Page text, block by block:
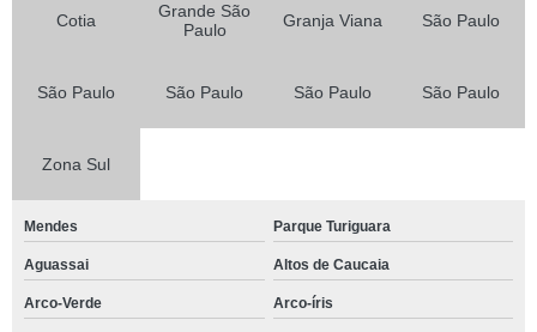
Cotia
Grande São
Paulo
Granja Viana São Paulo
São Paulo São Paulo São Paulo São Paulo
Zona Sul
Mendes Parque Turiguara
Aguassai Altos de Caucaia
Arco-Verde Arco-íris